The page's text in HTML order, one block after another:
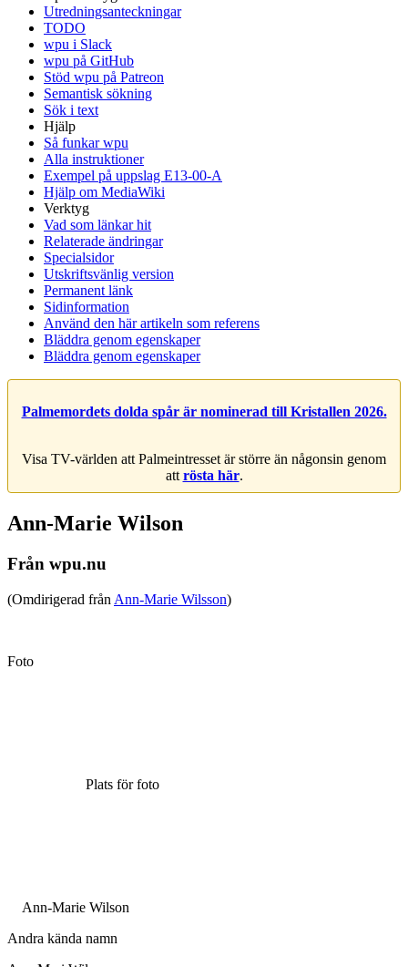
Utredningsanteckningar
TODO
wpu i Slack
wpu på GitHub
Stöd wpu på Patreon
Semantisk sökning
Sök i text
Hjälp
Så funkar wpu
Alla instruktioner
Exempel på uppslag E13-00-A
Hjälp om MediaWiki
Verktyg
Vad som länkar hit
Relaterade ändringar
Specialsidor
Utskriftsvänlig version
Permanent länk
Sidinformation
Använd den här artikeln som referens
Bläddra genom egenskaper
Bläddra genom egenskaper
Palmemordets dolda spår är nominerad till Kristallen 2026.
Visa TV-världen att Palmeintresset är större än någonsin genom
att rösta här.
Ann-Marie Wilson
Från wpu.nu
(Omdirigerad från Ann-Marie Wilsson)
Foto
Plats för foto
Ann-Marie Wilson
Andra kända namn